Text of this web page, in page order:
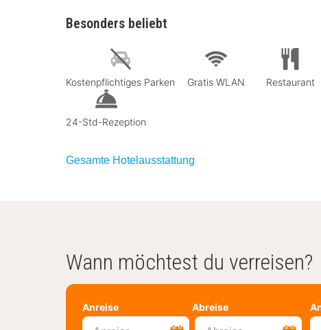
Besonders beliebt
Kostenpflichtiges Parken Gratis WLAN Restaurant
24-Std-Rezeption
Gesamte Hotelausstattung
Wann möchtest du verreisen?
Anreise Abreise